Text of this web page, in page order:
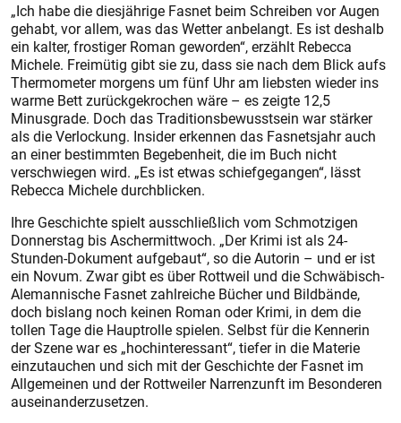
„Ich habe die diesjährige Fasnet beim Schreiben vor Augen
gehabt, vor allem, was das Wetter anbelangt. Es ist deshalb
ein kalter, frostiger Roman geworden“, erzählt Rebecca
Michele. Freimütig gibt sie zu, dass sie nach dem Blick aufs
Thermometer morgens um fünf Uhr am liebsten wieder ins
warme Bett zurückgekrochen wäre – es zeigte 12,5
Minusgrade. Doch das Traditionsbewusstsein war stärker
als die Verlockung. Insider erkennen das Fasnetsjahr auch
an einer bestimmten Begebenheit, die im Buch nicht
verschwiegen wird. „Es ist etwas schiefgegangen“, lässt
Rebecca Michele durchblicken.
Ihre Geschichte spielt ausschließlich vom Schmotzigen
Donnerstag bis Aschermittwoch. „Der Krimi ist als 24-
Stunden-Dokument aufgebaut“, so die Autorin – und er ist
ein Novum. Zwar gibt es über Rottweil und die Schwäbisch-
Alemannische Fasnet zahlreiche Bücher und Bildbände,
doch bislang noch keinen Roman oder Krimi, in dem die
tollen Tage die Hauptrolle spielen. Selbst für die Kennerin
der Szene war es „hochinteressant“, tiefer in die Materie
einzutauchen und sich mit der Geschichte der Fasnet im
Allgemeinen und der Rottweiler Narrenzunft im Besonderen
auseinanderzusetzen.